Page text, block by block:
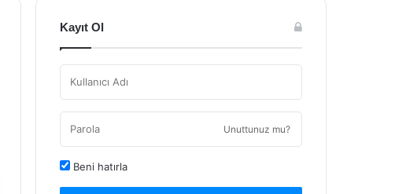
Kayıt Ol
Unuttunuz mu?
Beni hatırla